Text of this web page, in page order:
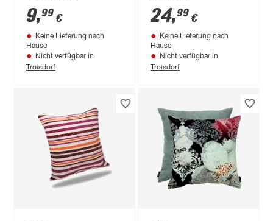
9,99 €
Keine Lieferung nach
Hause
Nicht verfügbar in
Troisdorf
24,99 €
Keine Lieferung nach
Hause
Nicht verfügbar in
Troisdorf